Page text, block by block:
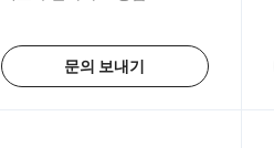
문의 보내기